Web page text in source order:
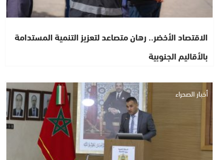
الاقتصاد الأخضر.. رهان متصاعد لتعزيز التنمية المستدامة
بالأقاليم الجنوبية
أخبار الصحراء